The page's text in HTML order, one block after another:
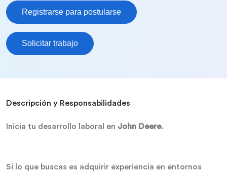
Registrarse para postularse
Solicitar trabajo
Descripción y Responsabilidades
Inicia tu desarrollo laboral en John Deere.
Si lo que buscas es adquirir experiencia en entornos